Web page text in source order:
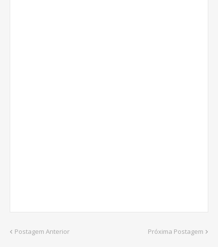
Postagem Anterior Próxima Postagem